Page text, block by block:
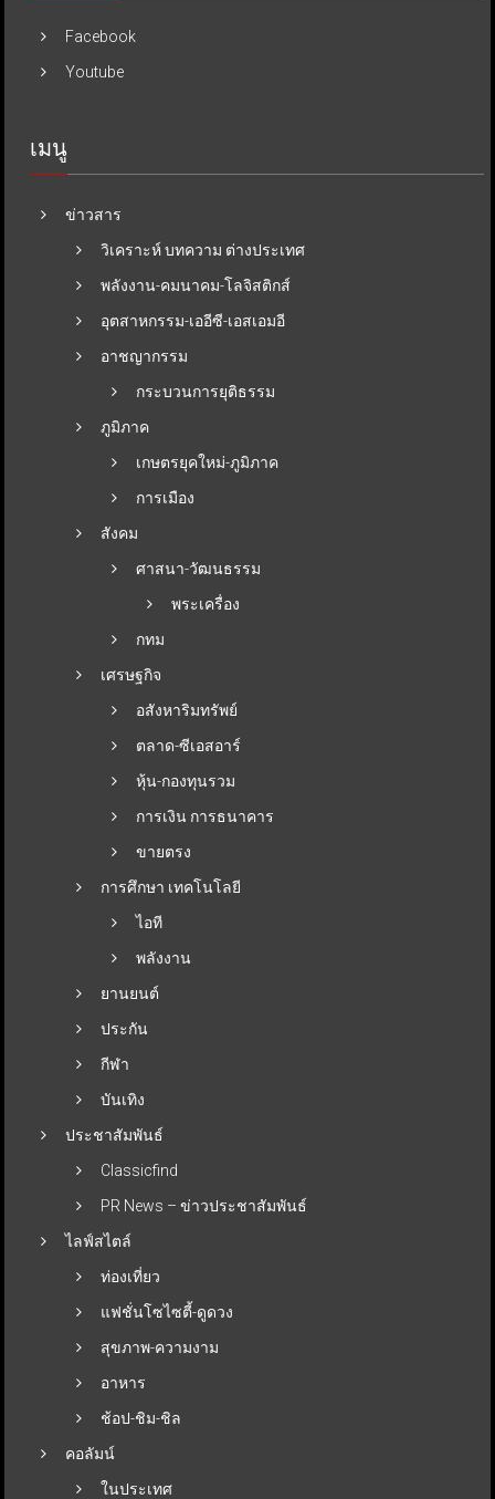
Facebook
Youtube
เมนู
ข่าวสาร
วิเคราะห์ บทความ ต่างประเทศ
พลังงาน-คมนาคม-โลจิสติกส์
อุตสาหกรรม-เออีซี-เอสเอมอี
อาชญากรรม
กระบวนการยุติธรรม
ภูมิภาค
เกษตรยุคใหม่-ภูมิภาค
การเมือง
สังคม
ศาสนา-วัฒนธรรม
พระเครื่อง
กทม
เศรษฐกิจ
อสังหาริมทรัพย์
ตลาด-ซีเอสอาร์
หุ้น-กองทุนรวม
การเงิน การธนาคาร
ขายตรง
การศึกษา เทคโนโลยี
ไอที
พลังงาน
ยานยนต์
ประกัน
กีฬา
บันเทิง
ประชาสัมพันธ์
Classicfind
PR News – ข่าวประชาสัมพันธ์
ไลฟ์สไตล์
ท่องเที่ยว
แฟชั่นโซไซตี้-ดูดวง
สุขภาพ-ความงาม
อาหาร
ช้อป-ชิม-ชิล
คอลัมน์
ในประเทศ